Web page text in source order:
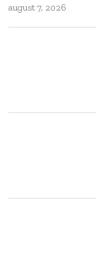
august 7, 2026